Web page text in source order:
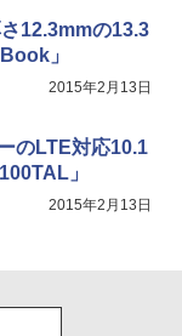
ス)
12.3mmの13.3
」
2015年2月13日
のLTE対応10.1
」
2015年2月13日